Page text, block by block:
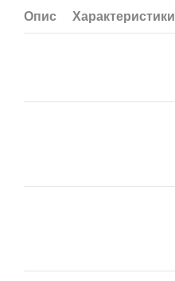
Опис Характеристики